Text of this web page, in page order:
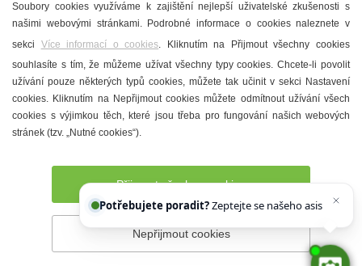
Mandloně
Ubytování
Restaurace
Městské muzeum a galerie
Denní meníčka
Prohlášení o přístupnosti Správce webu
Soubory cookies využíváme k zajištění nejlepší uživatelské zkušenosti s
našimi webovými stránkami. Podrobné informace o cookies naleznete v
sekci Více informací o cookies. Kliknutím na Přijmout všechny cookies
souhlasíte s tím, že můžeme užívat všechny typy cookies. Chcete-li povolit
užívání pouze některých typů cookies, můžete tak učinit v sekci Nastavení
cookies. Kliknutím na Nepřijmout cookies můžete odmítnout užívání všech
cookies s výjimkou těch, které jsou třeba pro fungování našich webových
stránek (tzv. „Nutné cookies“).
Přijmout všechny cookies
Nepřijmout cookies
Potřebujete poradit?Zeptejte se našeho asistentaCh